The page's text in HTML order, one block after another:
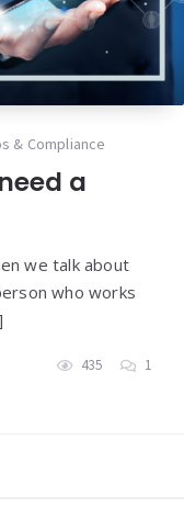
& Compliance
a
we talk about
who works
435 1